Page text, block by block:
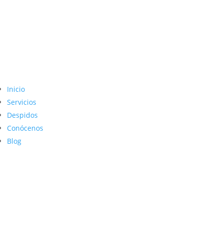
Inicio
Servicios
Despidos
Conócenos
Blog